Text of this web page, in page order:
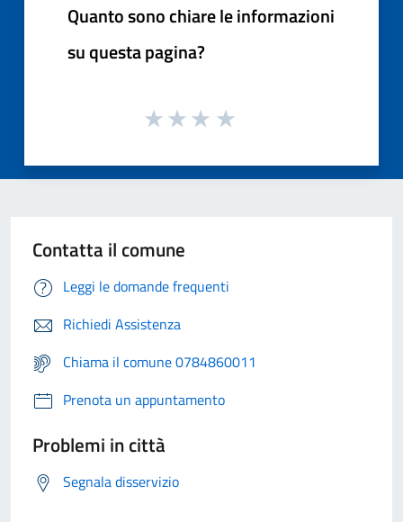
Quanto sono chiare le informazioni
su questa pagina?
Contatta il comune
Leggi le domande frequenti
Richiedi Assistenza
Chiama il comune 0784860011
Prenota un appuntamento
Problemi in città
Segnala disservizio